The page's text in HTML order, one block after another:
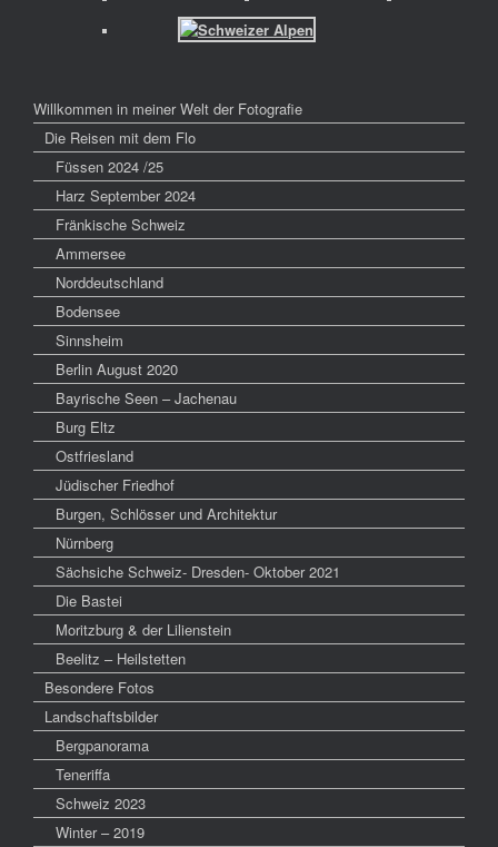
Willkommen in meiner Welt der Fotografie
Die Reisen mit dem Flo
Füssen 2024 /25
Harz September 2024
Fränkische Schweiz
Ammersee
Norddeutschland
Bodensee
Sinnsheim
Berlin August 2020
Bayrische Seen – Jachenau
Burg Eltz
Ostfriesland
Jüdischer Friedhof
Burgen, Schlösser und Architektur
Nürnberg
Sächsiche Schweiz- Dresden- Oktober 2021
Die Bastei
Moritzburg & der Lilienstein
Beelitz – Heilstetten
Besondere Fotos
Landschaftsbilder
Bergpanorama
Teneriffa
Schweiz 2023
Winter – 2019